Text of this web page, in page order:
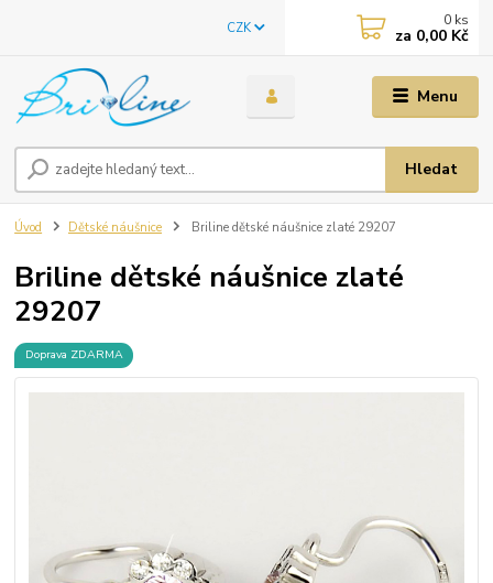
Menu
CZK
Hledat
0 ks
za 0,00 Kč
Úvod Dětské náušnice Briline dětské náušnice zlaté 29207
Briline dětské náušnice zlaté
29207
Doprava ZDARMA